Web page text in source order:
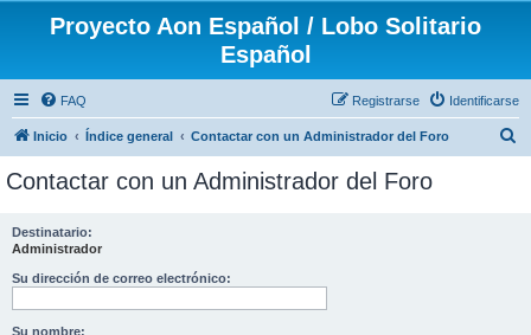
Proyecto Aon Español / Lobo Solitario
Español
FAQ Identificarse
Registrarse
Inicio Índice general Contactar con un Administrador del Foro
Contactar con un Administrador del Foro
Destinatario:
Administrador
Su dirección de correo electrónico:
Su nombre: